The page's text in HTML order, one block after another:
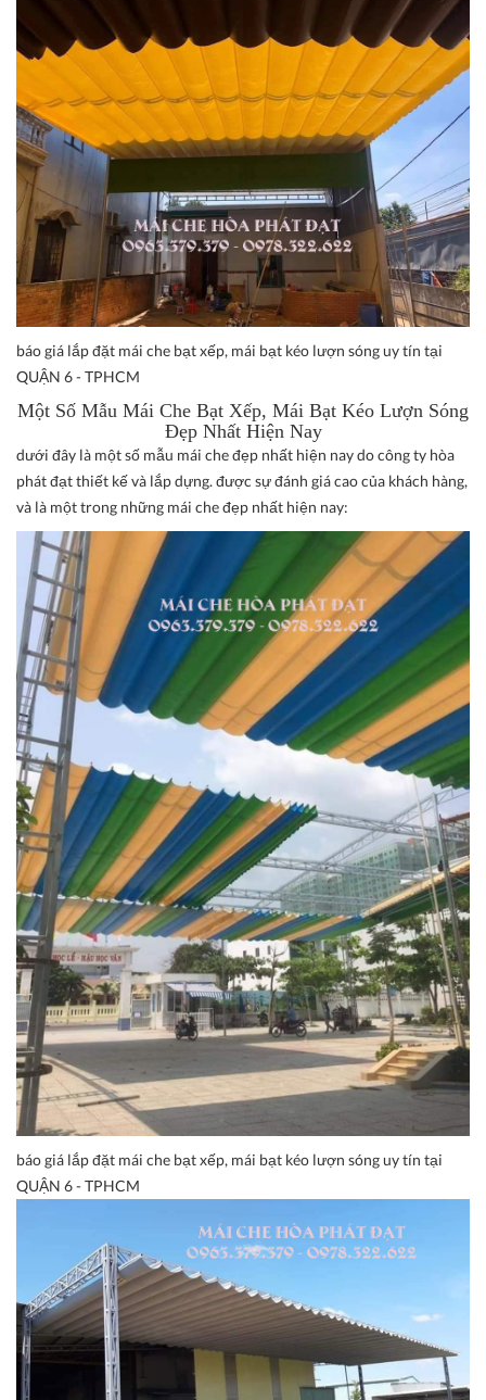
báo giá lắp đặt mái che bạt xếp, mái bạt kéo lượn sóng uy tín tại
QUẬN 6 - TPHCM
Một Số Mẫu Mái Che Bạt Xếp, Mái Bạt Kéo Lượn Sóng
Đẹp Nhất Hiện Nay
dưới đây là một số mẫu mái che đẹp nhất hiện nay do công ty hòa
phát đạt thiết kế và lắp dựng. được sự đánh giá cao của khách hàng,
và là một trong những mái che đẹp nhất hiện nay:
báo giá lắp đặt mái che bạt xếp, mái bạt kéo lượn sóng uy tín tại
QUẬN 6 - TPHCM